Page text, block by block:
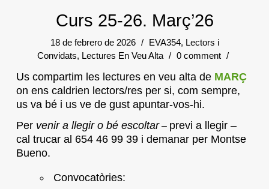
Curs 25-26. Març’26
18 de febrero de 2026 / EVA354, Lectors i
Convidats, Lectures En Veu Alta / 0 comment /
Us compartim les lectures en veu alta de MARÇ
on ens caldrien lectors/res per si, com sempre,
us va bé i us ve de gust apuntar-vos-hi.
Per venir a llegir o bé escoltar – previ a llegir –
cal trucar al 654 46 99 39 i demanar per Montse
Bueno.
Convocatòries: